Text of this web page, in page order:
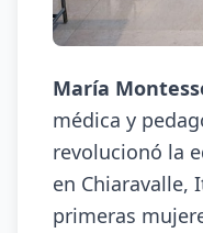
María
médica y
revolucionó la
en Chiaravalle,
primeras